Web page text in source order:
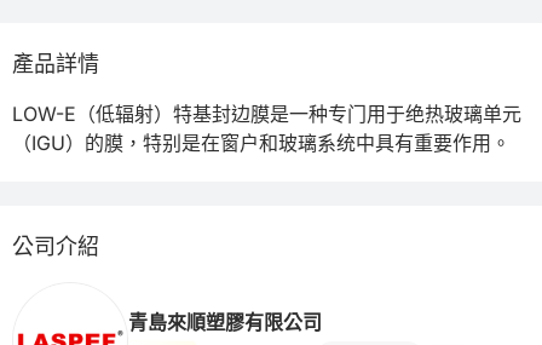
產品詳情
LOW-E（低辐射）特基封边膜是一种专门用于绝热玻璃单元
（IGU）的膜，特别是在窗户和玻璃系统中具有重要作用。
公司介紹
青島來順塑膠有限公司